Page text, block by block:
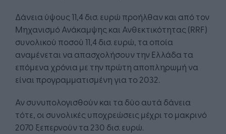
Δάνεια ύψους 11,4 δισ. ευρώ προήλθαν και από τον
Μηχανισμό Ανάκαμψης και Ανθεκτικότητας (RRF)
συνολικού ποσού 11,4 δισ. ευρώ, τα οποία
αναμένεται να απασχολήσουν την Ελλάδα τα
επόμενα χρόνια με την πρώτη αποπληρωμή να
είναι προγραμματισμένη για το 2032.
Αν συνυπολογισθούν και τα δύο αυτά δάνεια
τότε, οι συνολικές υποχρεώσεις μέχρι το μακρινό
2070 ξεπερνούν τα 230 δισ. ευρώ.